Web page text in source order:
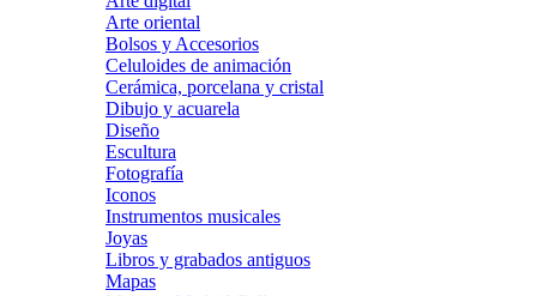
Arte oriental
Bolsos y Accesorios
Celuloides de animación
Cerámica, porcelana y cristal
Dibujo y acuarela
Diseño
Escultura
Fotografía
Iconos
Instrumentos musicales
Joyas
Libros y grabados antiguos
Mapas